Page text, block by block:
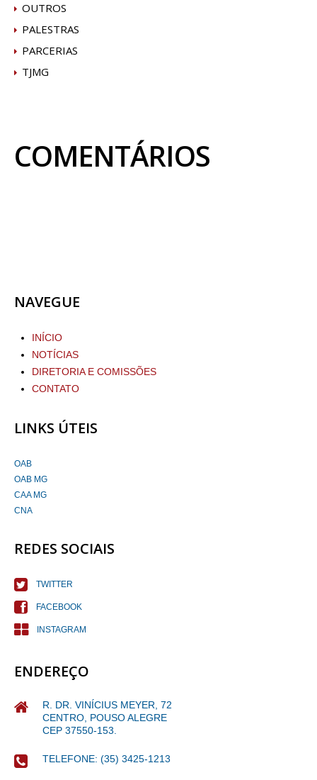
OUTROS
PALESTRAS
PARCERIAS
TJMG
COMENTÁRIOS
NAVEGUE
INÍCIO
NOTÍCIAS
DIRETORIA E COMISSÕES
CONTATO
LINKS ÚTEIS
OAB
OAB MG
CAA MG
CNA
REDES SOCIAIS
TWITTER
FACEBOOK
INSTAGRAM
ENDEREÇO
R. DR. VINÍCIUS MEYER, 72
CENTRO, POUSO ALEGRE
CEP 37550-153.
TELEFONE: (35) 3425-1213